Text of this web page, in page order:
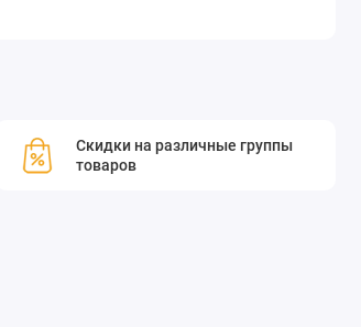
Скидки на различные группы
товаров